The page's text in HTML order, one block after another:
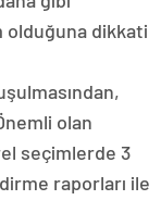
dikkati
olan
seçimlerde 3
raporları ile